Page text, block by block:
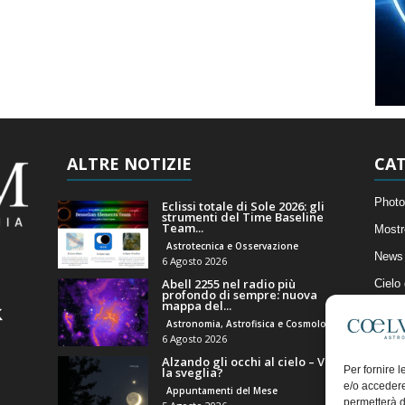
Per fornire
e/o
permetterà
ALTRE NOTIZIE
Eclissi totale di Sole 2026: gli
strumenti del Time Baseline
Team...
Astrotecnica e Osservazione
6 Agosto 2026
Abell 2255 nel radio più
profondo di sempre: nuova
mappa del...
Astronomia, Astrofisica e Cosmologia
6 Agosto 2026
Alzando gli occhi al cielo – Vale
la sveglia?
Appuntamenti del Mese
Cielo
Il